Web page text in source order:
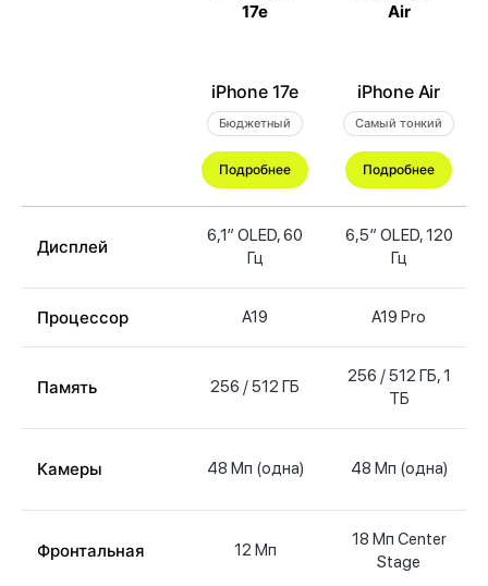
iPhone 17e
Бюджетный
Подробнее
iPhone Air
Самый тонкий
Подробнее
Дисплей
6,1″ OLED, 60
Гц
6,5″ OLED, 120
Гц
Процессор A19 A19 Pro
Память 256 / 512 ГБ
256 / 512 ГБ, 1
ТБ
Камеры 48 Мп (одна) 48 Мп (одна)
Фронтальная 12 Мп
18 Мп Center
Stage